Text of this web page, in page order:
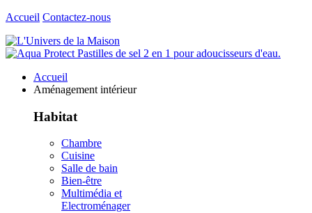
Accueil Contactez-nous
Accueil
Aménagement intérieur
Habitat
Chambre
Cuisine
Salle de bain
Bien-être
Multimédia et
Electroménager